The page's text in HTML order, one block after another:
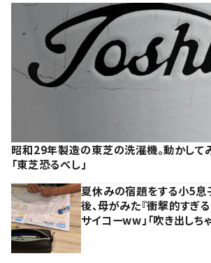
昭和29年製造の東芝の洗濯機。動かして
「東芝恐るべし」
夏休みの宿題をする小5息
後、母がみた『衝撃的すぎ
サイコーww」「吹き出しち